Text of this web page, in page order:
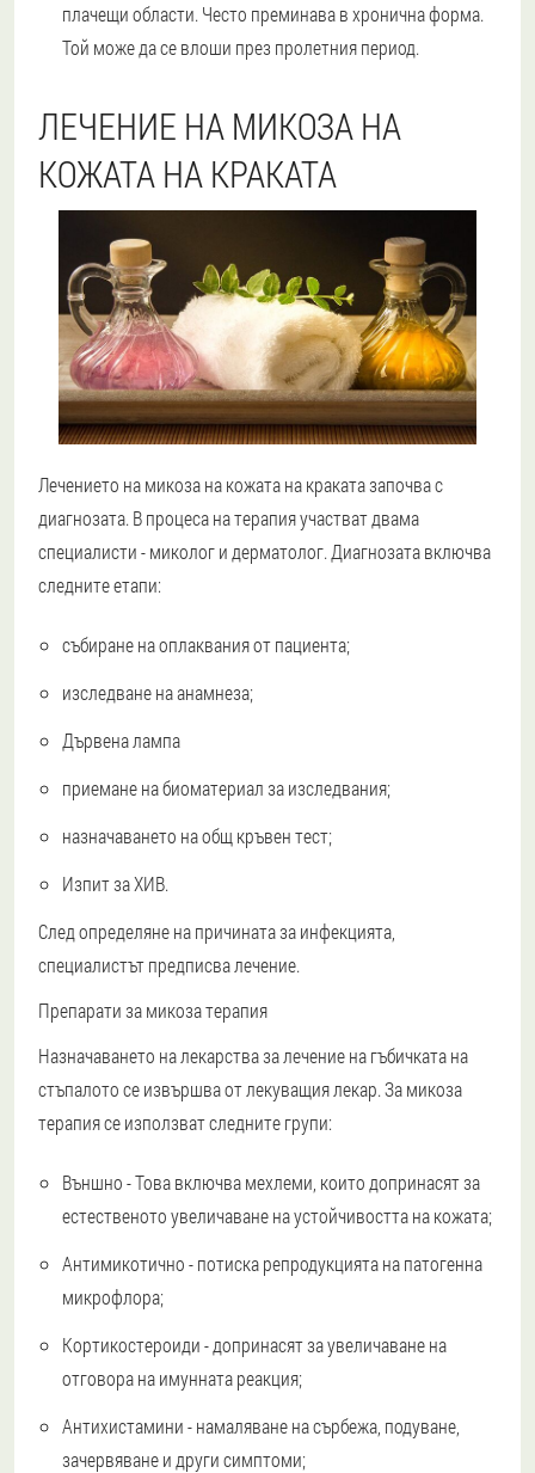
плачещи области. Често преминава в хронична форма.
Той може да се влоши през пролетния период.
ЛЕЧЕНИЕ НА МИКОЗА НА
КОЖАТА НА КРАКАТА
Лечението на микоза на кожата на краката започва с
диагнозата. В процеса на терапия участват двама
специалисти - миколог и дерматолог. Диагнозата включва
следните етапи:
събиране на оплаквания от пациента;
изследване на анамнеза;
Дървена лампа
приемане на биоматериал за изследвания;
назначаването на общ кръвен тест;
Изпит за ХИВ.
След определяне на причината за инфекцията,
специалистът предписва лечение.
Препарати за микоза терапия
Назначаването на лекарства за лечение на гъбичката на
стъпалото се извършва от лекуващия лекар. За микоза
терапия се използват следните групи:
Външно - Това включва мехлеми, които допринасят за
естественото увеличаване на устойчивостта на кожата;
Антимикотично - потиска репродукцията на патогенна
микрофлора;
Кортикостероиди - допринасят за увеличаване на
отговора на имунната реакция;
Антихистамини - намаляване на сърбежа, подуване,
зачервяване и други симптоми;